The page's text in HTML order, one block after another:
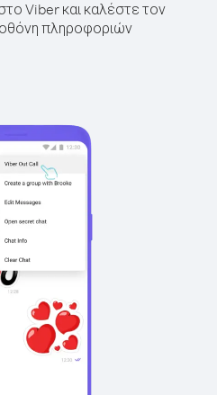
Viber και καλέστε τον
πληροφοριών